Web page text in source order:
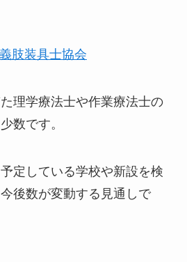
肢装具士協会
理学療法士や作業療法士の
数です。
定している学校や新設を検
後数が変動する見通しで